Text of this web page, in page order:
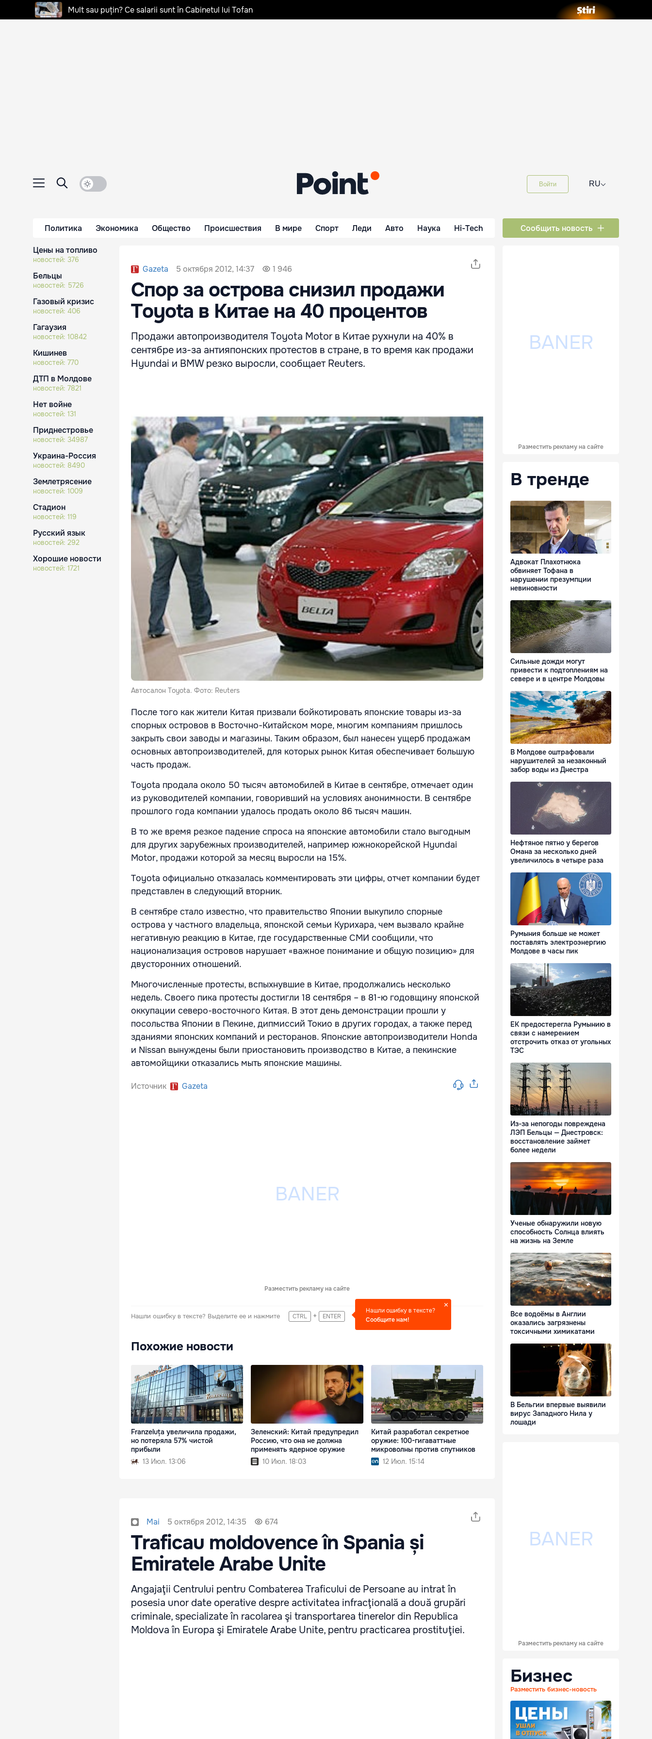
Mult sau puțin? Ce salarii sunt în Cabinetul lui Tofan
Войти RU⌵
Политика Экономика Общество Происшествия В мире Спорт Леди Авто Наука Hi-Tech Сообщить новость
Цены на топливо
новостей: 376
Бельцы
новостей: 5726
Газовый кризис
новостей: 406
Гагаузия
новостей: 10842
Кишинев
новостей: 770
ДТП в Молдове
новостей: 7821
Нет войне
новостей: 131
Приднестровье
новостей: 34987
Украина-Россия
новостей: 8490
Землетрясение
новостей: 1009
Стадион
новостей: 119
Русский язык
новостей: 292
Хорошие новости
новостей: 1721
Gazeta 5 октября 2012, 14:37 1 946
Спор за острова снизил продажи
Toyota в Китае на 40 процентов
Продажи автопроизводителя Toyota Motor в Китае рухнули на 40% в
сентябре из-за антияпонских протестов в стране, в то время как продажи
Hyundai и BMW резко выросли, сообщает Reuters.
Автосалон Toyota. Фото: Reuters
После того как жители Китая призвали бойкотировать японские товары из-за
спорных островов в Восточно-Китайском море, многим компаниям пришлось
закрыть свои заводы и магазины. Таким образом, был нанесен ущерб продажам
основных автопроизводителей, для которых рынок Китая обеспечивает большую
часть продаж.
Toyota продала около 50 тысяч автомобилей в Китае в сентябре, отмечает один
из руководителей компании, говоривший на условиях анонимности. В сентябре
прошлого года компании удалось продать около 86 тысяч машин.
В то же время резкое падение спроса на японские автомобили стало выгодным
для других зарубежных производителей, например южнокорейской Hyundai
Motor, продажи которой за месяц выросли на 15%.
Toyota официально отказалась комментировать эти цифры, отчет компании будет
представлен в следующий вторник.
В сентябре стало известно, что правительство Японии выкупило спорные
острова у частного владельца, японской семьи Курихара, чем вызвало крайне
негативную реакцию в Китае, где государственные СМИ сообщили, что
национализация островов нарушает «важное понимание и общую позицию» для
двусторонних отношений.
Многочисленные протесты, вспыхнувшие в Китае, продолжались несколько
недель. Своего пика протесты достигли 18 сентября – в 81-ю годовщину японской
оккупации северо-восточного Китая. В этот день демонстрации прошли у
посольства Японии в Пекине, дипмиссий Токио в других городах, а также перед
зданиями японских компаний и ресторанов. Японские автопроизводители Honda
и Nissan вынуждены были приостановить производство в Китае, а пекинские
автомойщики отказались мыть японские машины.
Источник Gazeta
Разместить рекламу на сайте
Нашли ошибку в тексте? Выделите ее и нажмите CTRL + ENTER
Нашли ошибку в тексте?
Сообщите нам!
Похожие новости
Franzeluța увеличила продажи,
но потеряла 57% чистой
прибыли
13 Июл. 13:06
Зеленский: Китай предупредил
Россию, что она не должна
применять ядерное оружие
10 Июл. 18:03
Китай разработал секретное
оружие: 100-гигаваттные
микроволны против спутников
12 Июл. 15:14
Mai 5 октября 2012, 14:35 674
Traficau moldovence în Spania și
Emiratele Arabe Unite
Angajaţii Centrului pentru Combaterea Traficului de Persoane au intrat în
posesia unor date operative despre activitatea infracţională a două grupări
criminale, specializate în racolarea şi transportarea tinerelor din Republica
Moldova în Europa şi Emiratele Arabe Unite, pentru practicarea prostituţiei.
Разместить рекламу на сайте
В тренде
Адвокат Плахотнюка
обвиняет Тофана в
нарушении презумпции
невиновности
Сильные дожди могут
привести к подтоплениям на
севере и в центре Молдовы
В Молдове оштрафовали
нарушителей за незаконный
забор воды из Днестра
Нефтяное пятно у берегов
Омана за несколько дней
увеличилось в четыре раза
Румыния больше не может
поставлять электроэнергию
Молдове в часы пик
ЕК предостерегла Румынию в
связи с намерением
отстрочить отказ от угольных
ТЭС
Из-за непогоды повреждена
ЛЭП Бельцы — Днестровск:
восстановление займет
более недели
Ученые обнаружили новую
способность Солнца влиять
на жизнь на Земле
Все водоёмы в Англии
оказались загрязнены
токсичными химикатами
В Бельгии впервые выявили
вирус Западного Нила у
лошади
Разместить рекламу на сайте
Бизнес
Разместить бизнес-новость